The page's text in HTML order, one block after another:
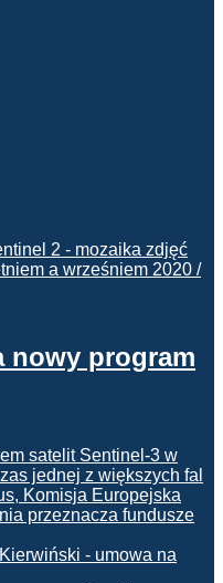
nowy program
przeznacza fundusze